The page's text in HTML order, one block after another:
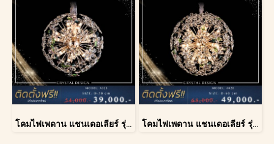
โคมไฟเพดาน แชนเดอเลียร์ รุ่น A028-D40 โคมไฟเพดาน แชนเดอเลียร์ รุ่น A028-D60